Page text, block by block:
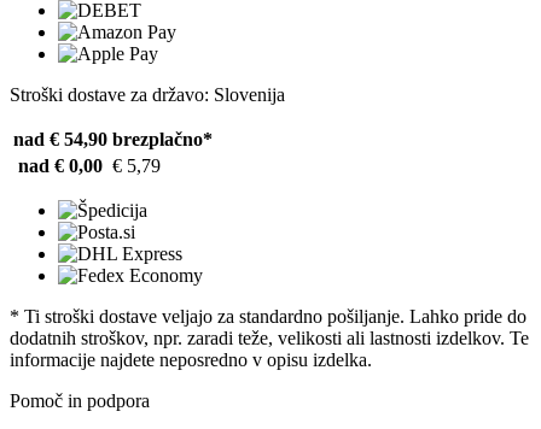
Stroški dostave za državo: Slovenija
nad € 54,90 brezplačno*
nad € 0,00 € 5,79
* Ti stroški dostave veljajo za standardno pošiljanje. Lahko pride do
dodatnih stroškov, npr. zaradi teže, velikosti ali lastnosti izdelkov. Te
informacije najdete neposredno v opisu izdelka.
Pomoč in podpora